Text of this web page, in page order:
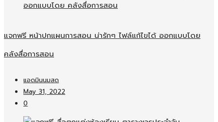
แจกฟรี หน้าปกแผนการสอน น่ารักๆ ไฟล์แก้ไขได้ ออกแบบโดย
คลังสื่อการสอน
แอดมินนมสด
May 31, 2022
0